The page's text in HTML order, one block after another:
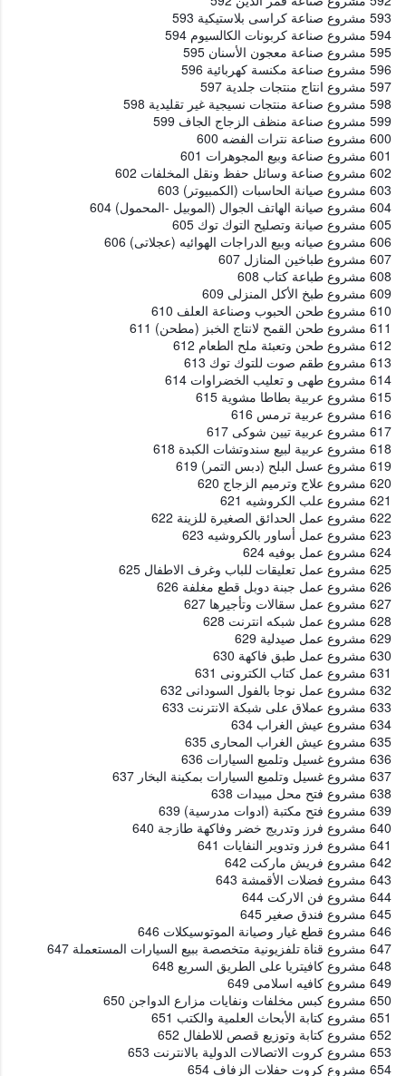
593 مشروع صناعة كراسى بلاستيكية 593
594 مشروع صناعة كربونات الكالسيوم 594
595 مشروع صناعة معجون الأسنان 595
596 مشروع صناعة مكنسة كهربائية 596
597 مشروع انتاج منتجات جلدية 597
598 مشروع صناعة منتجات نسيجية غير تقليدية 598
599 مشروع صناعة منظف الزجاج الجاف 599
600 مشروع صناعة نترات الفضه 600
601 مشروع صناعة وبيع المجوهرات 601
602 مشروع صناعة وسائل حفظ ونقل المخلفات 602
603 مشروع صيانة الحاسبات (الكمبيوتر) 603
604 مشروع صيانة الهاتف الجوال (الموبيل -المحمول) 604
605 مشروع صيانة وتصليح التوك توك 605
606 مشروع صيانه وبيع الدراجات الهوائيه (عجلاتى) 606
607 مشروع طباخين المنازل 607
608 مشروع طباعة كتاب 608
609 مشروع طبخ الأكل المنزلى 609
610 مشروع طحن الحبوب وصناعة العلف 610
611 مشروع طحن القمح لانتاج الخبز (مطحن) 611
612 مشروع طحن وتعبئة ملح الطعام 612
613 مشروع طقم صوت للتوك توك 613
614 مشروع طهى و تعليب الخضراوات 614
615 مشروع عربية بطاطا مشوية 615
616 مشروع عربية ترمس 616
617 مشروع عربية تيين شوكى 617
618 مشروع عربية لبيع سندوتشات الكبدة 618
619 مشروع عسل البلح (دبس التمر) 619
620 مشروع علاج وترميم الزجاج 620
621 مشروع علب الكروشيه 621
622 مشروع عمل الحدائق الصغيرة للزينة 622
623 مشروع عمل أساور بالكروشيه 623
624 مشروع عمل بوفيه 624
625 مشروع عمل تعليقات للباب وغرف الاطفال 625
626 مشروع عمل جبنة دوبل قطع مغلفة 626
627 مشروع عمل سقالات وتأجيرها 627
628 مشروع عمل شبكه انترنت 628
629 مشروع عمل صيدلية 629
630 مشروع عمل طبق فاكهة 630
631 مشروع عمل كتاب الكترونى 631
632 مشروع عمل نوجا بالفول السودانى 632
633 مشروع عملاق على شبكة الانترنت 633
634 مشروع عيش الغراب 634
635 مشروع عيش الغراب المحارى 635
636 مشروع غسيل وتلميع السيارات 636
637 مشروع غسيل وتلميع السيارات بمكينة البخار 637
638 مشروع فتح محل مبيدات 638
639 مشروع فتح مكتبة (ادوات مدرسية) 639
640 مشروع فرز وتدريج خضر وفاكهة طازجة 640
641 مشروع فرز وتدوير النفايات 641
642 مشروع فريش ماركت 642
643 مشروع فضلات الأقمشة 643
644 مشروع فن الاركت 644
645 مشروع فندق صغير 645
646 مشروع قطع غيار وصيانة الموتوسيكلات 646
647 مشروع قناة تلفزيونية متخصصة ببيع السيارات المستعملة 647
648 مشروع كافيتريا على الطريق السريع 648
649 مشروع كافيه اسلامى 649
650 مشروع كبس مخلفات ونفايات مزارع الدواجن 650
651 مشروع كتابة الأبحاث العلمية والكتب 651
652 مشروع كتابة وتوزيع قصص للاطفال 652
653 مشروع كروت الاتصالات الدولية بالانترنت 653
654 مشروع كروت حفلات الزفاف 654